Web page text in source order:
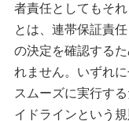
者責任としてもそ
とは、連帯保証責
の決定を確認する
れません。いずれ
スムーズに実行す
イドラインという